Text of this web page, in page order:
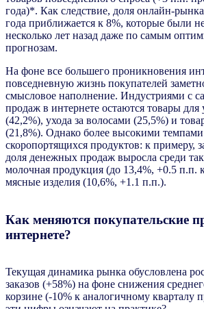
года)*. Как следствие, доля онлайн-
года приближается к 8%, которые были
несколько лет назад даже по самым
прогнозам.
На фоне все большего проникновения
повседневную жизнь покупателей
смысловое наполнение. Индустриями с
продаж в интернете остаются товары для
(42,2%), ухода за волосами (25,5%) и
(21,8%). Однако более высокими темпами
скоропортящихся продуктов: к примеру,
доля денежных продаж выросла среди
молочная продукция (до 13,4%, +0.5 п.п.
мясные изделия (10,6%, +1.1 п.п.).
Как меняются покупательские
интернете?
Текущая динамика рынка обусловлена
заказов (+58%) на фоне снижения
корзине (-10% к аналогичному кварталу